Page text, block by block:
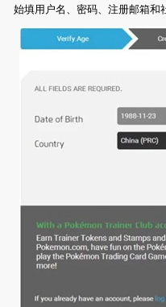
始填用户名、密码、注册邮箱和